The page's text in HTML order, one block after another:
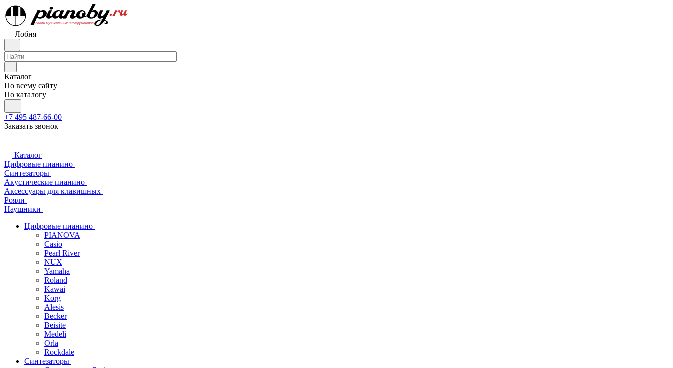
Лобня
Каталог
По всему сайту
По каталогу
+7 495 487-66-00
Заказать звонок
Каталог
Цифровые пианино
Синтезаторы
Акустические пианино
Аксессуары для клавишных
Рояли
Наушники
Цифровые пианино
PIANOVA
Casio
Pearl River
NUX
Yamaha
Roland
Kawai
Korg
Alesis
Becker
Beisite
Medeli
Orla
Rockdale
Синтезаторы